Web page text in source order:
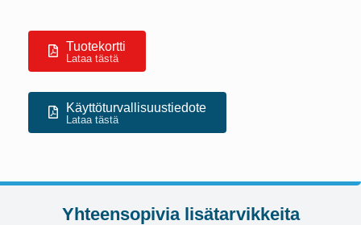
Tuotekortti
Lataa tästä
Käyttöturvallisuustiedote
Lataa tästä
Yhteensopivia lisätarvikkeita